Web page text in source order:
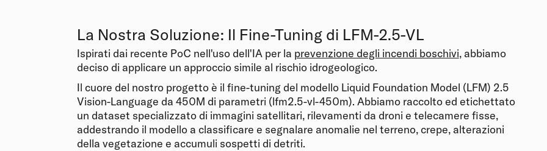
La Nostra Soluzione: Il Fine-Tuning di LFM-2.5-VL
Ispirati dai recente PoC nell'uso dell'IA per la prevenzione degli incendi boschivi, abbiamo
deciso di applicare un approccio simile al rischio idrogeologico.
Il cuore del nostro progetto è il fine-tuning del modello Liquid Foundation Model (LFM) 2.5
Vision-Language da 450M di parametri (lfm2.5-vl-450m). Abbiamo raccolto ed etichettato
un dataset specializzato di immagini satellitari, rilevamenti da droni e telecamere fisse,
addestrando il modello a classificare e segnalare anomalie nel terreno, crepe, alterazioni
della vegetazione e accumuli sospetti di detriti.